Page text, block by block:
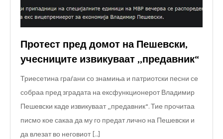
Протест пред домот на Пешевски,
учесниците извикуваат „предавник“
Триесетина граѓани со знамиња и патриотски песни се
собраа пред зградата на ексфункционерот Владимир
Пешевски каде извикуваат „предавник“. Тие прочитаа
писмо кое сакаа да му го предат лично на Пешевски и
да влезат во неговиот […]